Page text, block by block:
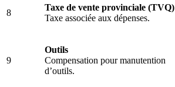
8
Taxe de vente provinciale (TVQ)
Taxe associée aux dépenses.
9
Outils
Compensation pour manutention
d’outils.